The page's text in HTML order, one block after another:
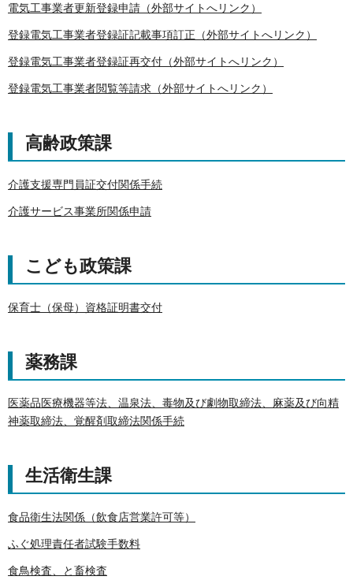
電気工事業者更新登録申請（外部サイトへリンク）
登録電気工事業者登録証記載事項訂正（外部サイトへリンク）
登録電気工事業者登録証再交付（外部サイトへリンク）
登録電気工事業者閲覧等請求（外部サイトへリンク）
高齢政策課
介護支援専門員証交付関係手続
介護サービス事業所関係申請
こども政策課
保育士（保母）資格証明書交付
薬務課
医薬品医療機器等法、温泉法、毒物及び劇物取締法、麻薬及び向精
神薬取締法、覚醒剤取締法関係手続
生活衛生課
食品衛生法関係（飲食店営業許可等）
ふぐ処理責任者試験手数料
食鳥検査、と畜検査